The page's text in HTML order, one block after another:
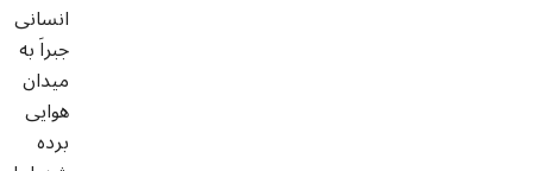
انسانی
جبراَ به
میدان
هوایی
برده